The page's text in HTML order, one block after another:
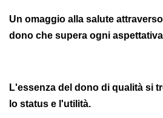
Un omaggio alla salute
dono che supera ogni
L'essenza del dono di qualità si
lo status e l'utilità.